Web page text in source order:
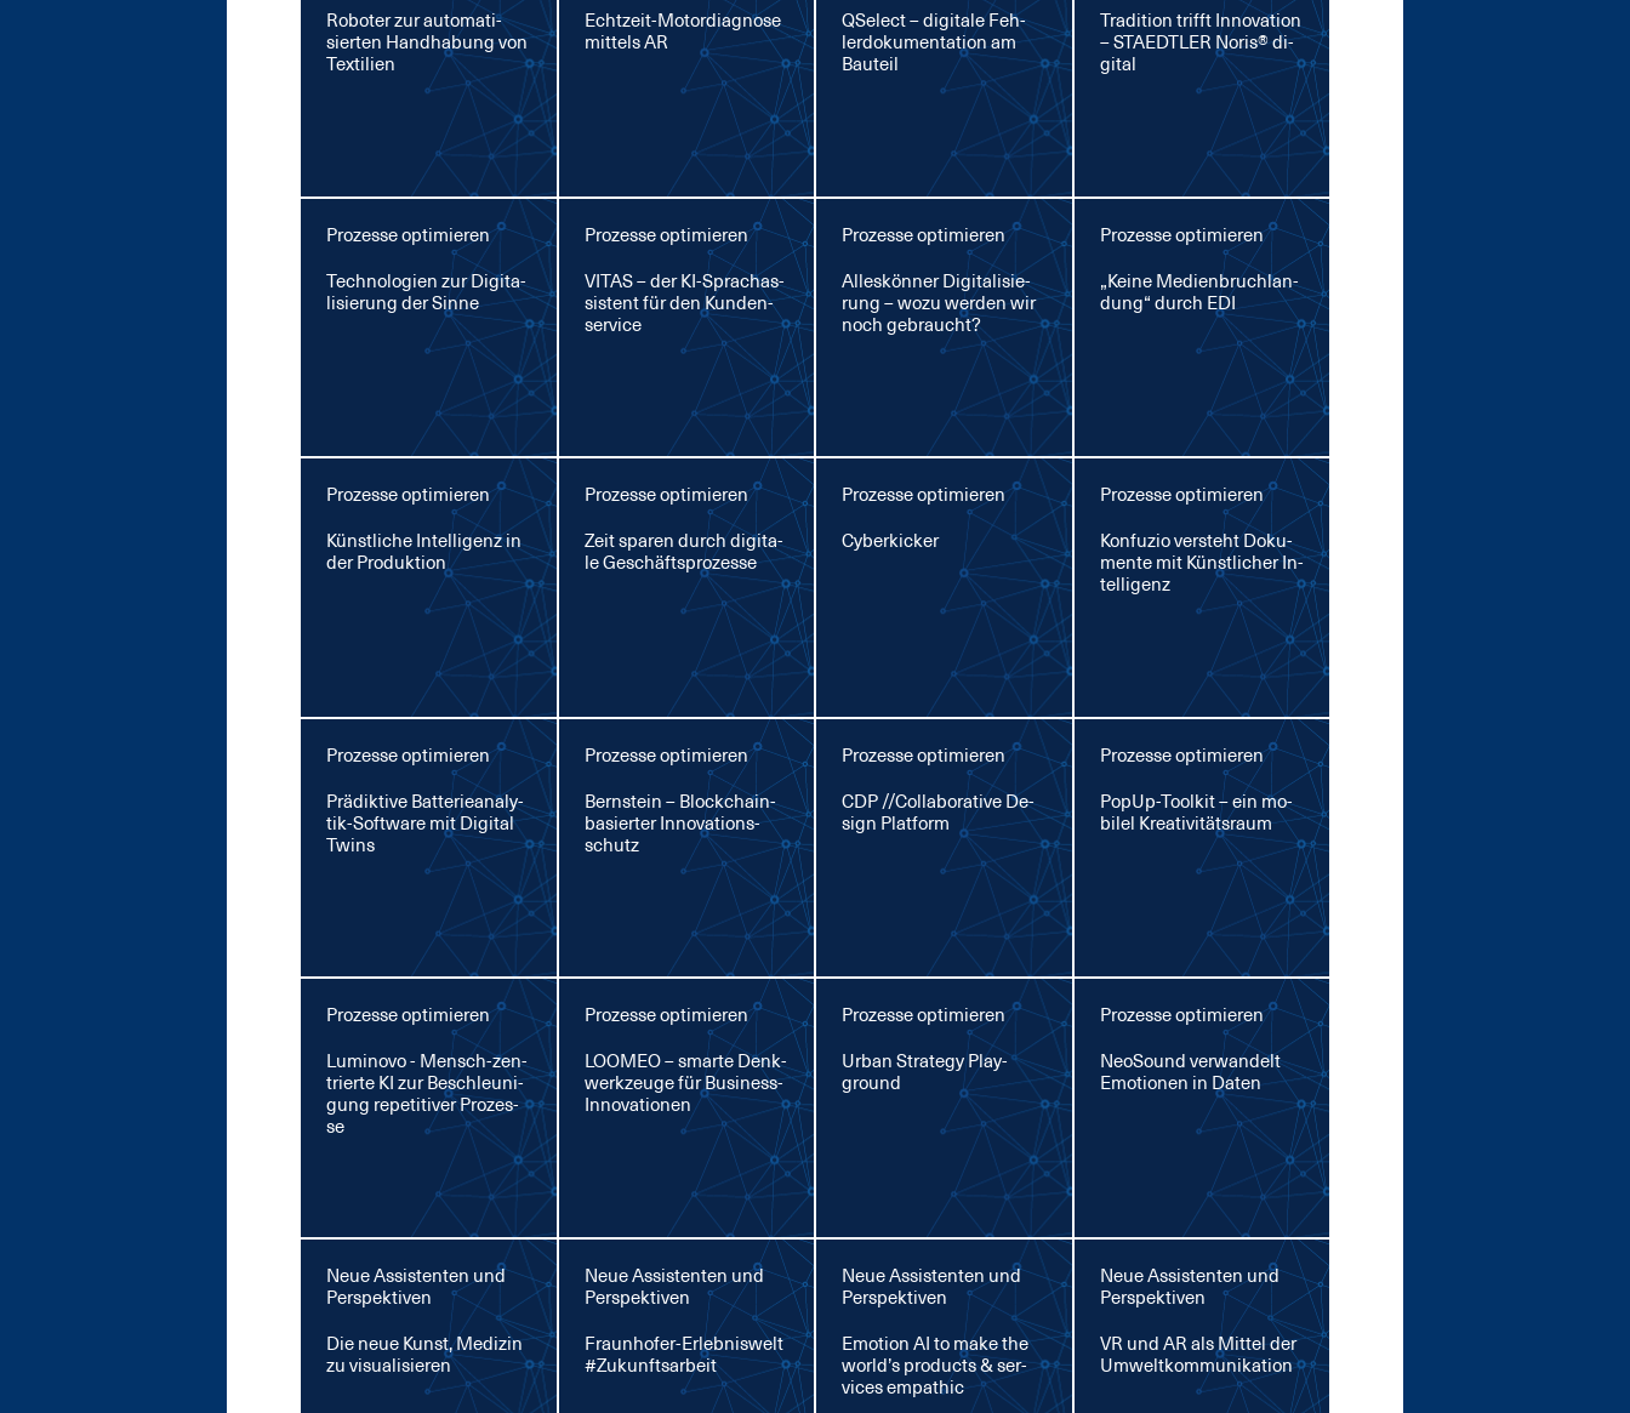
Ro­bo­ter zur au­to­ma­ti­
sier­ten Hand­ha­bung von
Tex­ti­li­en
Echt­zeit-Mo­tor­dia­gno­se
mit­tels AR
QSelect – di­gi­ta­le Feh­
ler­do­ku­men­ta­ti­on am
Bau­teil
Tra­di­ti­on trifft In­no­va­ti­on
– STA­EDT­LER No­ris® di­
gi­tal
Prozesse optimieren
Tech­no­lo­gi­en zur Di­gi­ta­
li­sie­rung der Sin­ne
Prozesse optimieren
VI­TAS – der KI-Sprachas­
sis­tent für den Kun­den­
ser­vice
Prozesse optimieren
Al­les­kön­ner Di­gi­ta­li­sie­
rung – wo­zu wer­den wir
noch ge­braucht?
Prozesse optimieren
„Kei­ne Me­di­en­bruch­lan­
dung“ durch EDI
Prozesse optimieren
Künst­li­che In­tel­li­genz in
der Pro­duk­ti­on
Prozesse optimieren
Zeit spa­ren durch di­gi­ta­
le Ge­schäfts­pro­zes­se
Prozesse optimieren
Cy­ber­ki­cker
Prozesse optimieren
Kon­fu­zio ver­steht Do­ku­
men­te mit Künst­li­cher In­
tel­li­genz
Prozesse optimieren
Prä­dik­ti­ve Bat­te­rie­ana­ly­
tik-Soft­ware mit Di­gi­tal
Twins
Prozesse optimieren
Bern­stein – Block­chain-
ba­sier­ter In­no­va­ti­ons­
schutz
Prozesse optimieren
CDP //Col­la­bo­ra­ti­ve De­
sign Plat­form
Prozesse optimieren
Po­pUp-Tool­kit – ein mo­
bi­l­el Krea­ti­vi­täts­raum
Prozesse optimieren
Lu­mi­no­vo - Mensch-zen­
trier­te KI zur Be­schleu­ni­
gung re­pe­ti­ti­ver Pro­zes­
se
Prozesse optimieren
LOO­MEO – smar­te Denk­
werk­zeu­ge für Busi­ness-
In­no­va­tio­nen
Prozesse optimieren
Ur­ban Stra­te­gy Play­
ground
Prozesse optimieren
Neo­Sound ver­wan­delt
Emo­tio­nen in Da­ten
Neue Assistenten und
Perspektiven
Die neue Kunst, Me­di­zin
zu vi­sua­li­sie­ren
Neue Assistenten und
Perspektiven
Fraun­ho­fer-Er­leb­nis­welt
#Zu­kunfts­ar­beit
Neue Assistenten und
Perspektiven
Emo­ti­on AI to ma­ke the
world’s pro­ducts & ser­
vices em­pa­thic
Neue Assistenten und
Perspektiven
VR und AR als Mit­tel der
Um­welt­kom­mu­ni­ka­ti­on